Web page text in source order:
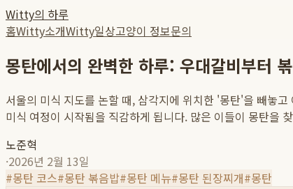
Witty의 하루
홈Witty소개Witty일상고양이 정보문의
몽탄에서의 완벽한 하루: 우대갈비부터
서울의 미식 지도를 논할 때, 삼각지에 위치한 '몽탄'을 빼놓
미식 여정이 시작됨을 직감하게 됩니다. 많은 이들이 몽탄을
노준혁
·2026년 2월 13일
#몽탄 코스#몽탄 볶음밥#몽탄 메뉴#몽탄 된장찌개#몽탄